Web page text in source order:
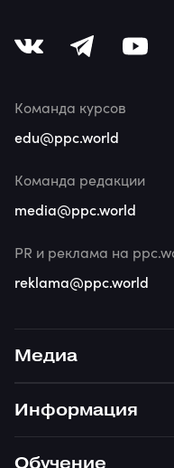
Медиа
Информация
Обучение
Команда курсов
edu@ppc.world
Команда редакции
media@ppc.world
PR и реклама на
reklama@ppc.world